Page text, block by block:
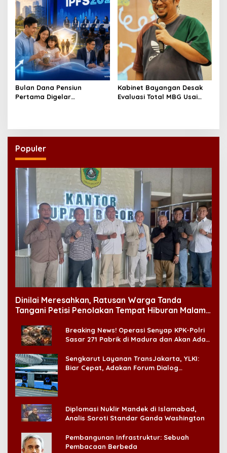
Bulan Dana Pensiun
Pertama Digelar
Kabinet Bayangan Desak
Evaluasi Total MBG Usai
Populer
Dinilai Meresahkan, Ratusan Warga Tanda
Tangani Petisi Penolakan Tempat Hiburan Malam
Breaking News! Operasi Senyap KPK-Polri
Sasar 271 Pabrik di Madura dan Akan Ada
Sengkarut Layanan TransJakarta, YLKI:
Biar Cepat, Adakan Forum Dialog
Diplomasi Nuklir Mandek di Islamabad,
Analis Soroti Standar Ganda Washington
Pembangunan Infrastruktur: Sebuah
Pembacaan Berbeda